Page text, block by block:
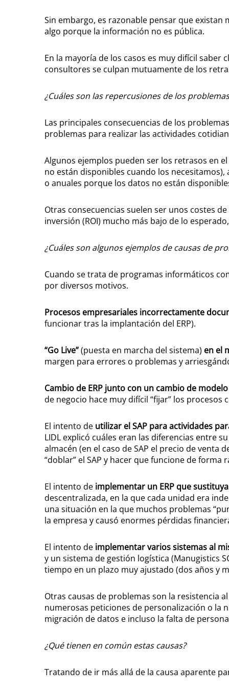
Sin embargo, es razonable pensar que existan
algo porque la información no es pública.
En la mayoría de los casos es muy difícil saber
consultores se culpan mutuamente de los
¿Cuáles son las repercusiones de los
Las principales consecuencias de los
problemas para realizar las actividades
Algunos ejemplos pueden ser los retrasos en
no están disponibles cuando los
o anuales porque los datos no están
Otras consecuencias suelen ser unos costes
inversión (ROI) mucho más bajo de lo
¿Cuáles son algunos ejemplos de causas de
Cuando se trata de programas informáticos
por diversos motivos.
Procesos empresariales incorrectamente
funcionar tras la implantación del ERP).
“Go Live”(puesta en marcha del sistema) en el
margen para errores o problemas y
Cambio de ERP junto con un cambio de
de negocio hace muy difícil “fijar” los procesos
El intento de utilizar el SAP para actividades
LIDL explicó cuáles eran las diferencias entre
almacén (en el caso de SAP el precio de venta
“doblar” el SAP y hacer que funcione de
El intento de implementar un ERP que
descentralizada, en la que cada unidad era
una situación en la que muchos problemas
la empresa y causó enormes pérdidas
El intento de implementar varios sistemas al
y un sistema de gestión logística (Manugistics
tiempo en un plazo muy ajustado (dos años y
Otras causas de problemas son la resistencia
numerosas peticiones de personalización o la
migración de datos e incluso la falta de
¿Qué tienen en común estas causas?
Tratando de ir más allá de la causa aparente